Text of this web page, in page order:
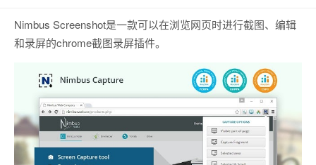
Nimbus Screenshot是一款可以在浏览网页时进行截图、编辑
和录屏的chrome截图录屏插件。